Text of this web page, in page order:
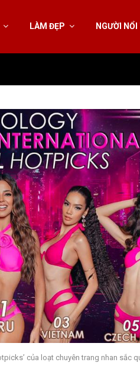
LÀM ĐẸP NGƯỜI
của loạt chuyên trang nhan sắc